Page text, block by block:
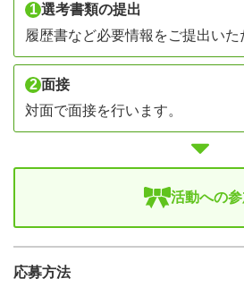
1 選考書類の提出
履歴書など必要情報をご提出いた
2 面接
対面で面接を行います。
活動への参
応募方法